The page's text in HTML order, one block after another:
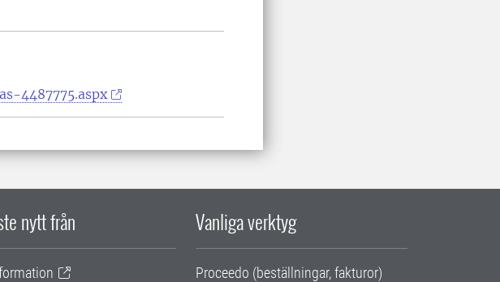
4487775.aspx
nytt från Vanliga verktyg
Proceedo (beställningar, fakturor)